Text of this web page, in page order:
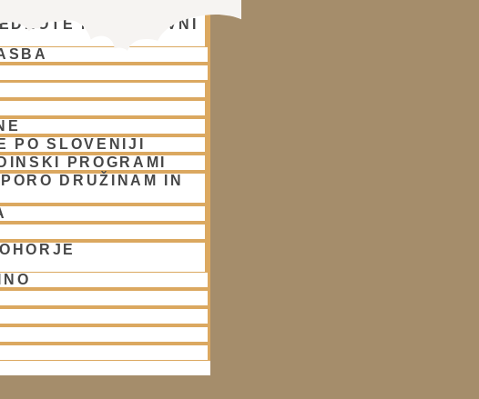
NA DUHOVNI
PO SLOVENIJI
PROGRAMI
DRUŽINAM IN